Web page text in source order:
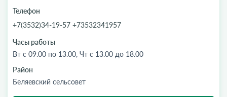
Телефон
+7(3532)34-19-57 +73532341957
Часы работы
Вт с 09.00 по 13.00, Чт с 13.00 до 18.00
Район
Беляевский сельсовет